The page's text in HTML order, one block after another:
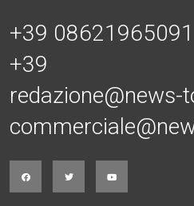
+39 08621965091
+39
redazione@news-